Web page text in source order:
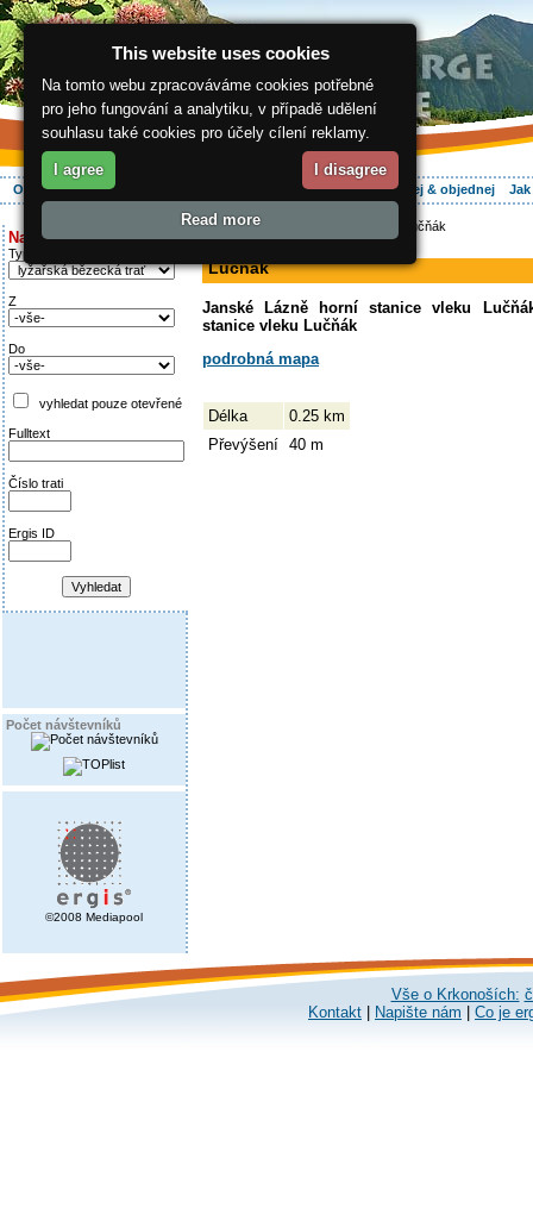
O regionu Aktivně Ubytování Hledej & objednej
Najděte si:
Typ trati
Z
Do
vyhledat pouze otevřené
Fulltext
Číslo trati
Ergis ID
Počet návštevníků
©2008 Mediapool
ergis.cz> > Lučňák
Lučňák
Janské Lázně horní stanice vleku
stanice vleku Lučňák
podrobná mapa
Délka
0.25 km
Převýšení 40 m
Vše o Krkonoších:
Kontakt
Napište nám Co je
This website uses cookies
Na tomto webu zpracováváme cookies potřebné
pro jeho fungování a analytiku, v případě udělení
souhlasu také cookies pro účely cílení reklamy.
I agree I disagree
Read more